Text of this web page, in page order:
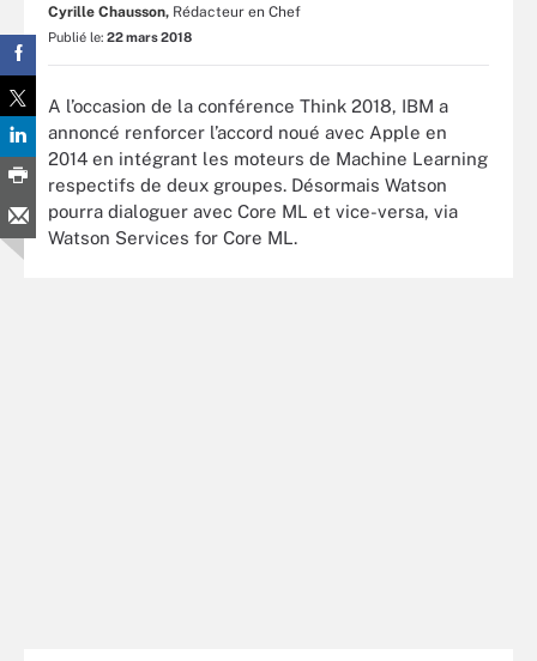
Cyrille Chausson, Rédacteur en Chef
Publié le: 22 mars 2018
A l’occasion de la conférence Think 2018, IBM a
annoncé renforcer l’accord noué avec Apple en
2014 en intégrant les moteurs de Machine Learning
respectifs de deux groupes. Désormais Watson
pourra dialoguer avec Core ML et vice-versa, via
Watson Services for Core ML.